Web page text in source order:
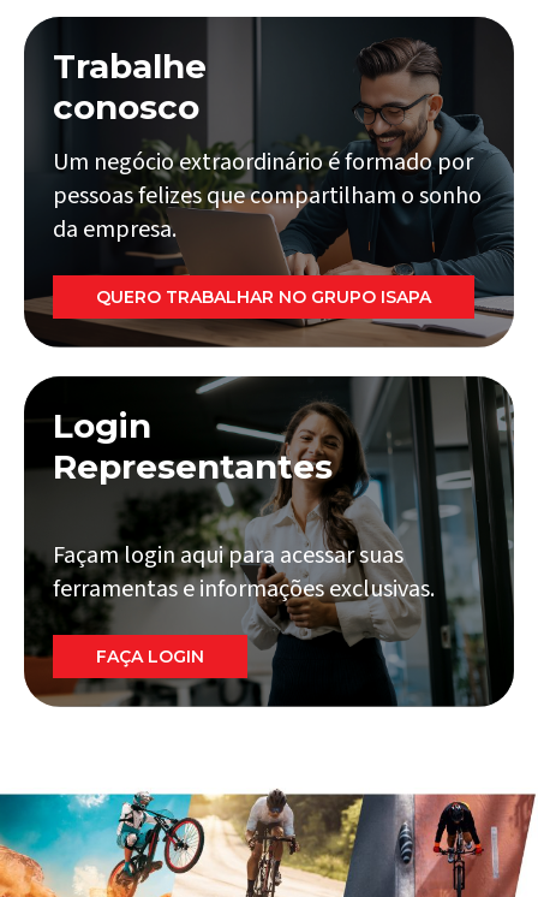
Trabalhe
conosco
Um negócio extraordinário é formado por
pessoas felizes que compartilham o sonho
da empresa.
QUERO TRABALHAR NO GRUPO ISAPA
Login
Representantes
Façam login aqui para acessar suas
ferramentas e informações exclusivas.
FAÇA LOGIN